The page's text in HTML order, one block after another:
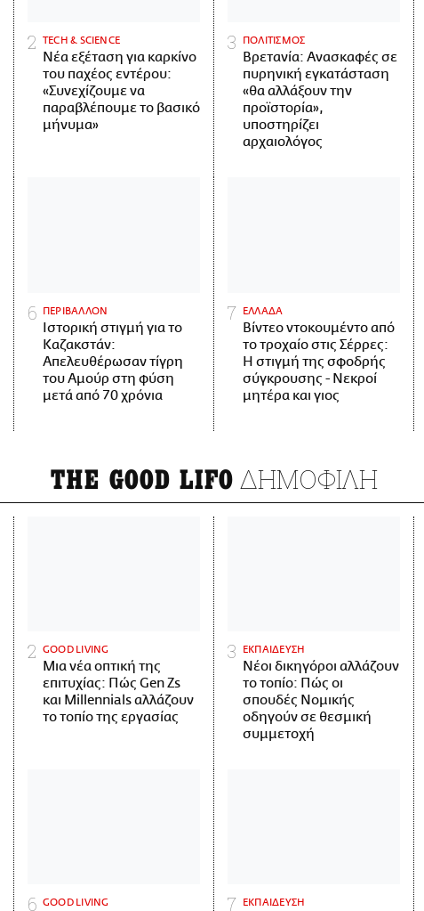
ΤECH & SCIENCE
Νέα εξέταση για καρκίνο
του παχέος εντέρου:
«Συνεχίζουμε να
παραβλέπουμε το βασικό
μήνυμα»
ΠΟΛΙΤΙΣΜΟΣ
Βρετανία: Ανασκαφές σε
πυρηνική εγκατάσταση
«θα αλλάξουν την
προϊστορία»,
υποστηρίζει
αρχαιολόγος
ΠΕΡΙΒΑΛΛΟΝ
Ιστορική στιγμή για το
Καζακστάν:
Απελευθέρωσαν τίγρη
του Αμούρ στη φύση
μετά από 70 χρόνια
ΕΛΛΑΔΑ
Βίντεο ντοκουμέντο από
το τροχαίο στις Σέρρες:
Η στιγμή της σφοδρής
σύγκρουσης - Νεκροί
μητέρα και γιος
THE GOOD LIFO ΔΗΜΟΦΙΛΗ
GOOD LIVING
Μια νέα οπτική της
επιτυχίας: Πώς Gen Zs
και Millennials αλλάζουν
το τοπίο της εργασίας
ΕΚΠΑΙΔΕΥΣΗ
Νέοι δικηγόροι αλλάζουν
το τοπίο: Πώς οι
σπουδές Νομικής
οδηγούν σε θεσμική
συμμετοχή
GOOD LIVING ΕΚΠΑΙΔΕΥΣΗ